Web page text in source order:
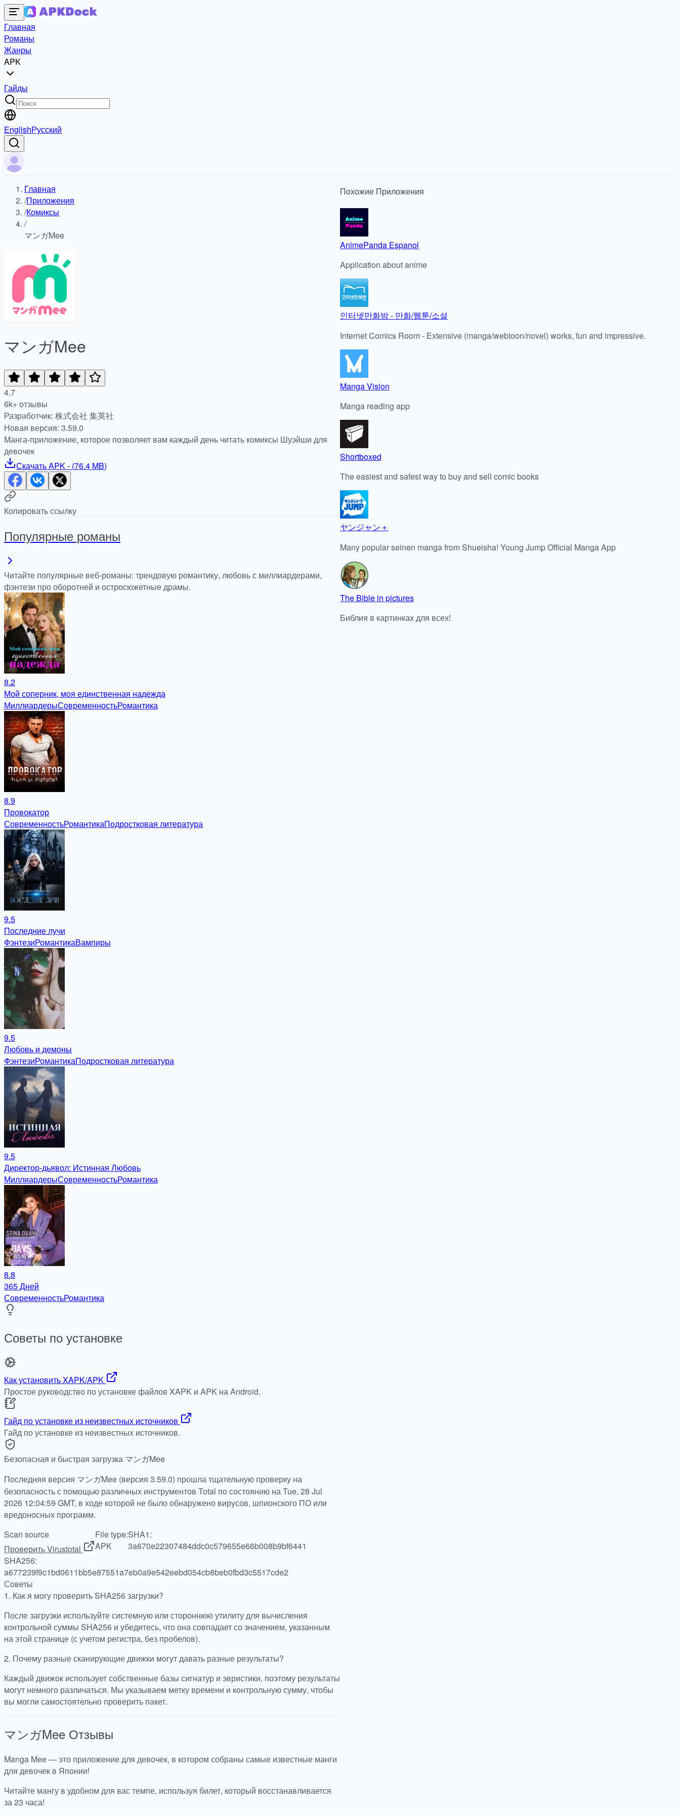
Главная
Романы
Жанры
APK
Гайды
EnglishРусский
Главная
/Приложения
/Комиксы
/
マンガMee
マンガMee
4.7
6k+ отзывы
Разработчик: 株式会社 集英社
Новая версия: 3.59.0
Манга-приложение, которое позволяет вам каждый день читать комиксы Шуэйши для
девочек
СкачатьAPK- (76.4 MB)
Копировать ссылку
Популярные романы
Читайте популярные веб-романы: трендовую романтику, любовь с миллиардерами,
фэнтези про оборотней и остросюжетные драмы.
8.2
Мой соперник, моя единственная надежда
МиллиардерыСовременностьРомантика
8.9
Провокатор
СовременностьРомантикаПодростковая литература
9.5
Последние лучи
ФэнтезиРомантикаВампиры
9.5
Любовь и демоны
ФэнтезиРомантикаПодростковая литература
9.5
Директор-дьявол: Истинная Любовь
МиллиардерыСовременностьРомантика
8.8
365 Дней
СовременностьРомантика
Советы по установке
Как установить XAPK/APK
Простое руководство по установке файлов XAPK и APK на Android.
Гайд по установке из неизвестных источников
Гайд по установке из неизвестных источников.
Безопасная и быстрая загрузка マンガMee
Последняя версия マンガMee (версия 3.59.0) прошла тщательную проверку на
безопасность с помощью различных инструментов Total по состоянию на Tue, 28 Jul
2026 12:04:59 GMT, в ходе которой не было обнаружено вирусов, шпионского ПО или
вредоносных программ.
Scan source
Проверить Virustotal
File type:
APK
SHA1:
3a670e22307484ddc0c579655e66b008b9bf6441
SHA256:
a677239f9c1bd0611bb5e87551a7eb0a9e542eebd054cb8beb0fbd3c5517cde2
Советы
1. Как я могу проверить SHA256 загрузки?
После загрузки используйте системную или стороннюю утилиту для вычисления
контрольной суммы SHA256 и убедитесь, что она совпадает со значением, указанным
на этой странице (с учетом регистра, без пробелов).
2. Почему разные сканирующие движки могут давать разные результаты?
Каждый движок использует собственные базы сигнатур и эвристики, поэтому результаты
могут немного различаться. Мы указываем метку времени и контрольную сумму, чтобы
вы могли самостоятельно проверить пакет.
マンガMee Отзывы
Manga Mee — это приложение для девочек, в котором собраны самые известные манги
для девочек в Японии!
Читайте мангу в удобном для вас темпе, используя билет, который восстанавливается
за 23 часа!
Похожие Приложения
AnimePanda Espanol
Application about anime
인터넷만화방 - 만화/웹툰/소설
Internet Comics Room - Extensive (manga/webtoon/novel) works, fun and impressive.
Manga Vision
Manga reading app
Shortboxed
The easiest and safest way to buy and sell comic books
ヤンジャン＋
Many popular seinen manga from Shueisha! Young Jump Official Manga App
The Bible in pictures
Библия в картинках для всех!